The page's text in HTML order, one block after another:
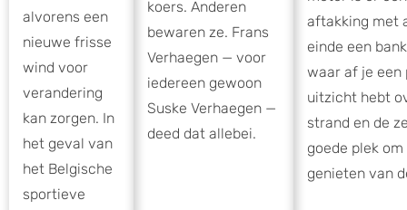
alvorens een
nieuwe frisse
wind voor
verandering
kan zorgen. In
het geval van
het Belgische
sportieve
koers. Anderen
bewaren ze. Frans
Verhaegen — voor
iedereen gewoon
Suske Verhaegen —
deed dat allebei.
aftakking met
einde een
waar af je een
uitzicht hebt
strand en de
goede plek
genieten van